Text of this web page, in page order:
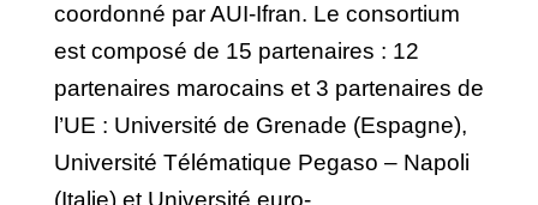
coordonné par AUI-Ifran. Le consortium
est composé de 15 partenaires : 12
partenaires marocains et 3 partenaires de
l’UE : Université de Grenade (Espagne),
Université Télématique Pegaso – Napoli
(Italie) et Université euro-